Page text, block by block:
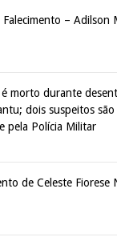
– Adilson
é morto durante
dois suspeitos são
pela Polícia Militar
de Celeste Fiorese